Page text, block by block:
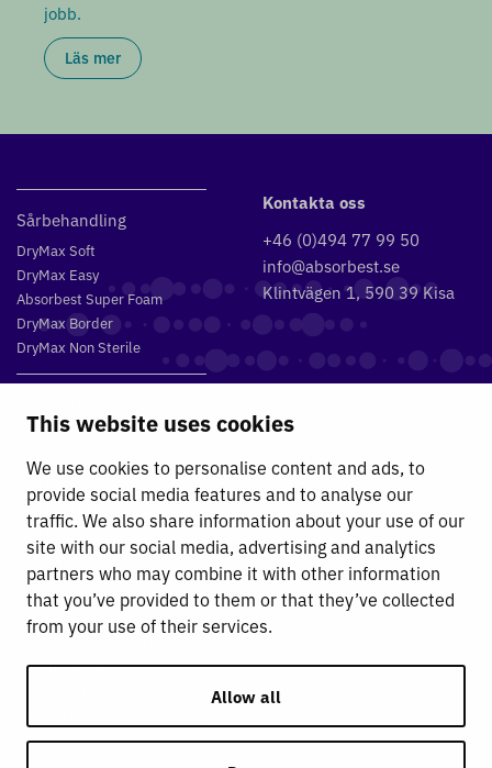
This website uses cookies
We use cookies to personalise content and ads, to
provide social media features and to analyse our
traffic. We also share information about your use of our
site with our social media, advertising and analytics
partners who may combine it with other information
that you’ve provided to them or that they’ve collected
from your use of their services.
Allow all
jobb.
Läs mer
Sårbehandling
DryMax Soft
DryMax Easy
Absorbest Super Foam
DryMax Border
DryMax Non Sterile
DryMax 2.4
DryMax XL
DryMax Combimat
DryMax Triple
DryMax Comfort
DryMax Sterile
Absorbest
Absorbest medicinteknik
Absorbest Partners
Kontakta oss
+46 (0)494 77 99 50
info@absorbest.se
Klintvägen 1, 590 39 Kisa